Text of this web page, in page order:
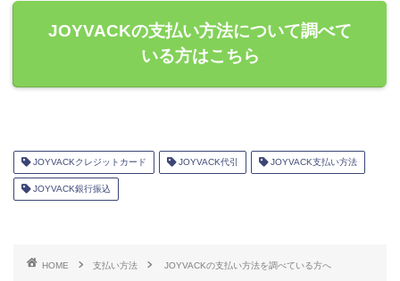
JOYVACKの支払い方法について調べて
いる方はこちら
JOYVACKクレジットカード JOYVACK代引 JOYVACK支払い方法
JOYVACK銀行振込
HOME 支払い方法 JOYVACKの支払い方法を調べている方へ